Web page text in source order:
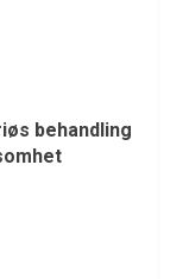
behandling